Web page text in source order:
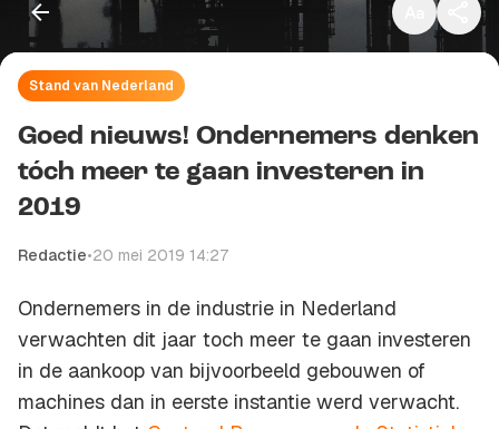
Stand van Nederland
Goed nieuws! Ondernemers denken
tóch meer te gaan investeren in
2019
Redactie•20 mei 2019 14:27
Ondernemers in de industrie in Nederland
verwachten dit jaar toch meer te gaan investeren
in de aankoop van bijvoorbeeld gebouwen of
machines dan in eerste instantie werd verwacht.